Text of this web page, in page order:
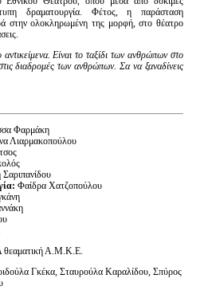
δραματουργία. Φέτος, η παράσταση
στην ολοκληρωμένη της μορφή, στο θέατρο
Είναι το ταξίδι των ανθρώπων στο
διαδρομές των ανθρώπων. Σα να ξαναδίνεις
Φαρμάκη
Λιαρμακοπούλου
Σαριπανίδου
Φαίδρα Χατζοπούλου
Α.Μ.Κ.Ε.
Γκέκα, Σταυρούλα Καραλίδου, Σπύρος